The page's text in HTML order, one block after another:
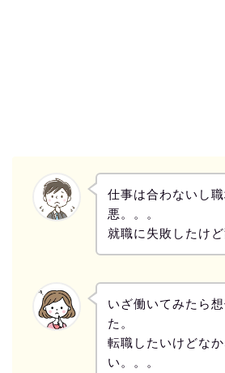
仕事は合わないし
悪。。。
就職に失敗したけ
いざ働いてみたら
た。
転職したいけどな
い。。。